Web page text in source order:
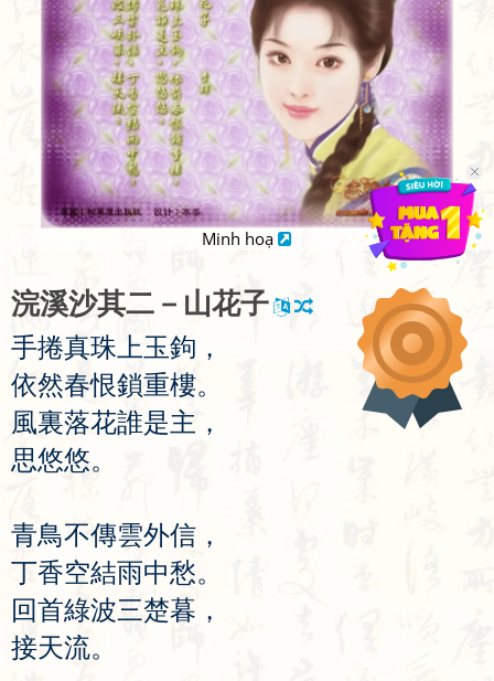
Minh hoạ
浣溪沙其二 － 山花子
手捲真珠 上玉鉤 ，
依然春恨鎖重樓。
風裏落花誰是主 ，
思悠悠。
青鳥不傳雲外信 ，
丁香空結雨中愁。
回首綠波三楚暮 ，
接天流。